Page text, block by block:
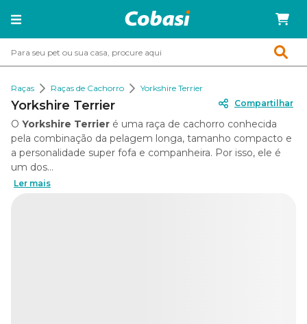
Raças Raças de Cachorro Yorkshire Terrier
Yorkshire Terrier
O Yorkshire Terrier é uma raça de cachorro conhecida
pela combinação da pelagem longa, tamanho compacto e
a personalidade super fofa e companheira. Por isso, ele é
um dos...
Ler mais
Compartilhar